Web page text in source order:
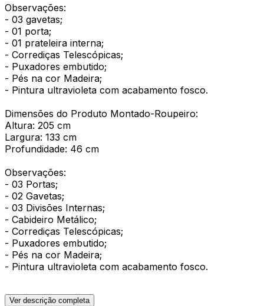
Observações:
- 03 gavetas;
- 01 porta;
- 01 prateleira interna;
- Corrediças Telescópicas;
- Puxadores embutido;
- Pés na cor Madeira;
- Pintura ultravioleta com acabamento fosco.
Dimensões do Produto Montado-Roupeiro:
Altura: 205 cm
Largura: 133 cm
Profundidade: 46 cm
Observações:
- 03 Portas;
- 02 Gavetas;
- 03 Divisões Internas;
- Cabideiro Metálico;
- Corrediças Telescópicas;
- Puxadores embutido;
- Pés na cor Madeira;
- Pintura ultravioleta com acabamento fosco.
Ver descrição completa